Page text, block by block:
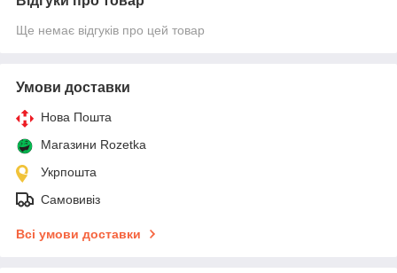
Ще немає відгуків про цей товар
Умови доставки
Нова Пошта
Магазини Rozetka
Укрпошта
Самовивіз
Всі умови доставки